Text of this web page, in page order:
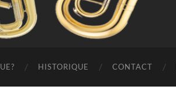
HISTORIQUE CONTACT